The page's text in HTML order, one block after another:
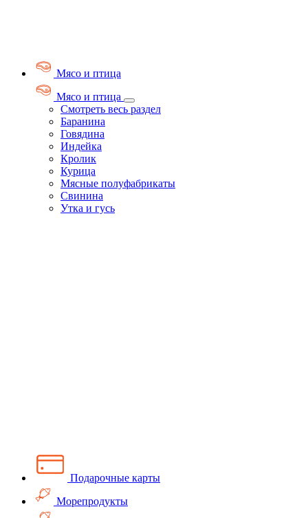
Мясо и птица
Мясо и птица
Смотреть весь раздел
Баранина
Говядина
Индейка
Кролик
Курица
Мясные полуфабрикаты
Свинина
Утка и гусь
Подарочные карты
Морепродукты